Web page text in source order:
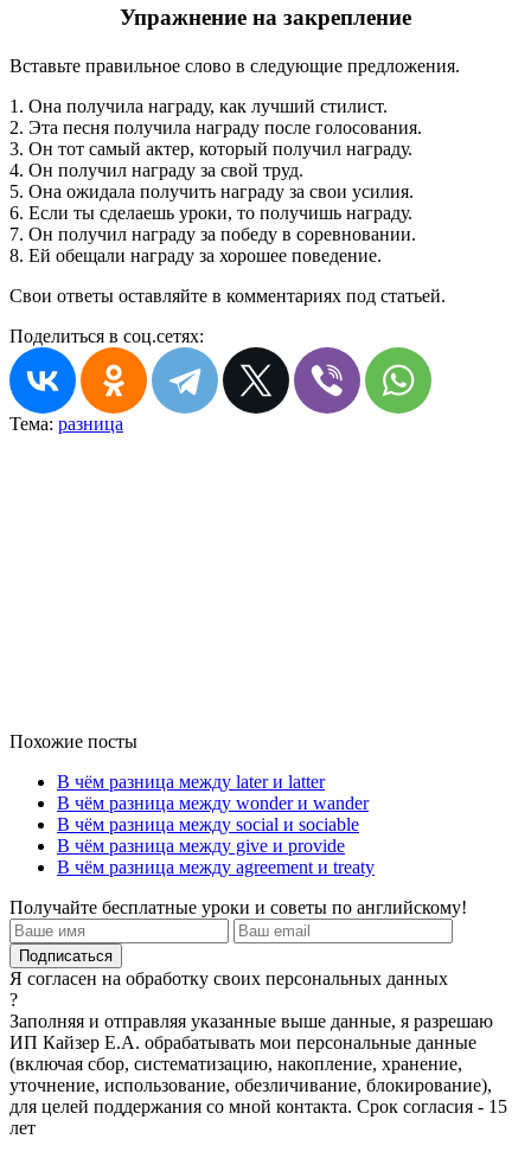
Упражнение на закрепление
Вставьте правильное слово в следующие предложения.
1. Она получила награду, как лучший стилист.
2. Эта песня получила награду после голосования.
3. Он тот самый актер, который получил награду.
4. Он получил награду за свой труд.
5. Она ожидала получить награду за свои усилия.
6. Если ты сделаешь уроки, то получишь награду.
7. Он получил награду за победу в соревновании.
8. Ей обещали награду за хорошее поведение.
Свои ответы оставляйте в комментариях под статьей.
Поделиться в соц.сетях:
Тема: разница
Похожие посты
В чём разница между later и latter
В чём разница между wonder и wander
В чём разница между social и sociable
В чём разница между give и provide
В чём разница между agreement и treaty
Получайте бесплатные уроки и советы по английскому!
Я согласен на обработку своих персональных данных
?
Заполняя и отправляя указанные выше данные, я разрешаю
ИП Кайзер Е.А. обрабатывать мои персональные данные
(включая сбор, систематизацию, накопление, хранение,
уточнение, использование, обезличивание, блокирование),
для целей поддержания со мной контакта. Срок согласия - 15
лет